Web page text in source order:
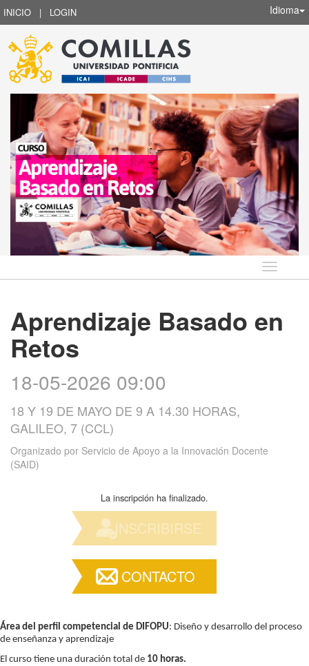
INICIO | LOGIN Idioma
Idioma
Aprendizaje Basado en
Retos
18-05-2026 09:00
18 Y 19 DE MAYO DE 9 A 14.30 HORAS,
GALILEO, 7 (CCL)
Organizado por Servicio de Apoyo a la Innovación Docente
(SAID)
La inscripción ha finalizado.
INSCRIBIRSE
CONTACTO
Área del perfil competencial de DIFOPU: Diseño y desarrollo del proceso
de enseñanza y aprendizaje
El curso tiene una duración total de 10 horas.